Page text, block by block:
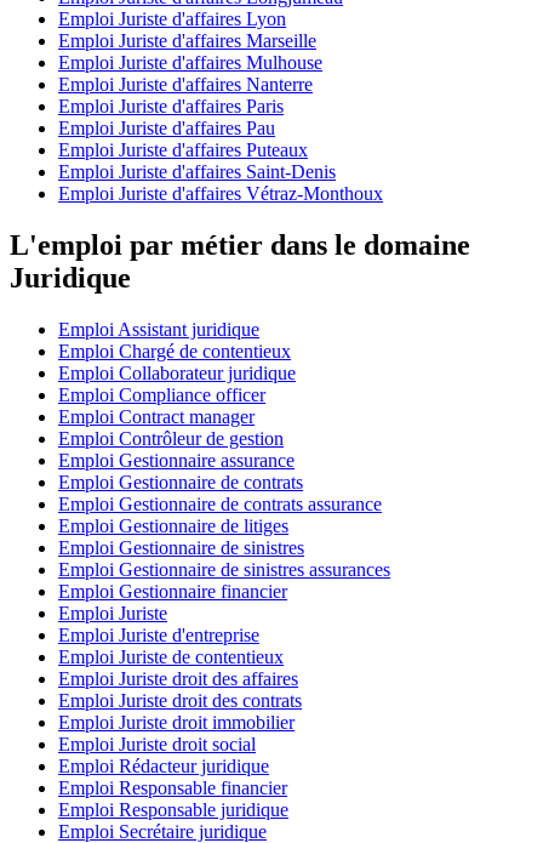
Emploi Juriste d'affaires Lyon
Emploi Juriste d'affaires Marseille
Emploi Juriste d'affaires Mulhouse
Emploi Juriste d'affaires Nanterre
Emploi Juriste d'affaires Paris
Emploi Juriste d'affaires Pau
Emploi Juriste d'affaires Puteaux
Emploi Juriste d'affaires Saint-Denis
Emploi Juriste d'affaires Vétraz-Monthoux
L'emploi par métier dans le domaine
Juridique
Emploi Assistant juridique
Emploi Chargé de contentieux
Emploi Collaborateur juridique
Emploi Compliance officer
Emploi Contract manager
Emploi Contrôleur de gestion
Emploi Gestionnaire assurance
Emploi Gestionnaire de contrats
Emploi Gestionnaire de contrats assurance
Emploi Gestionnaire de litiges
Emploi Gestionnaire de sinistres
Emploi Gestionnaire de sinistres assurances
Emploi Gestionnaire financier
Emploi Juriste
Emploi Juriste d'entreprise
Emploi Juriste de contentieux
Emploi Juriste droit des affaires
Emploi Juriste droit des contrats
Emploi Juriste droit immobilier
Emploi Juriste droit social
Emploi Rédacteur juridique
Emploi Responsable financier
Emploi Responsable juridique
Emploi Secrétaire juridique